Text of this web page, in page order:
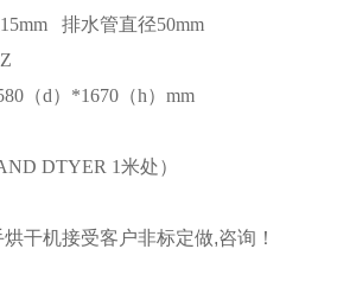
15mm 排水管直径50mm
（d）*1670（h）mm
DTYER 1米处）
烘干机接受客户非标定做,咨询！